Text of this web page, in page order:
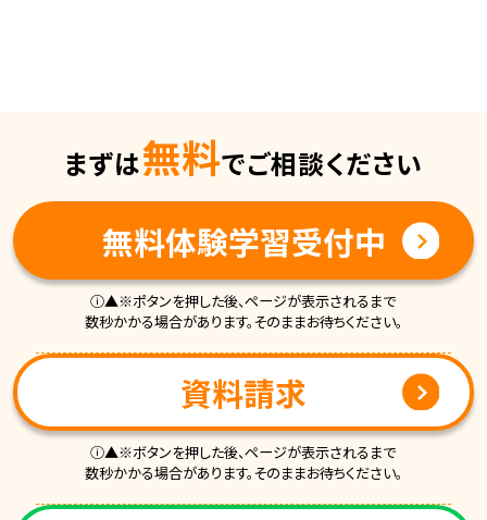
まずは無料でご相談ください
無料体験学習受付中
ⓘ▲※ポタンを押した後、ページが表示されるまで
数秒かかる場合があります。そのままお待ちください。
資料請求
ⓘ▲※ボタンを押した後、ページが表示されるまで
数秒かかる場合があります。そのままお待ちください。